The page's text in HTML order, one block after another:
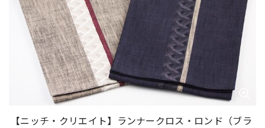
【ニッチ・クリエイト】ランナークロス・ロンド（ブラ